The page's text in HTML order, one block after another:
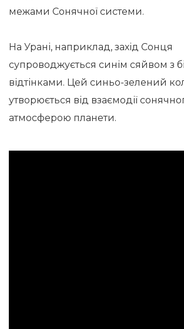
межами Сонячної системи.
На Урані, наприклад, захід Сонця
супроводжується синім сяйвом з
відтінками. Цей синьо-зелений
утворюється від взаємодії
атмосферою планети.